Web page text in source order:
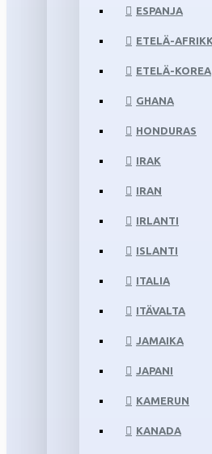
ESPANJA
ETELÄ-
ETELÄ-KOREA
GHANA
HONDURAS
IRAK
IRAN
IRLANTI
ISLANTI
ITALIA
ITÄVALTA
JAMAIKA
JAPANI
KAMERUN
KANADA